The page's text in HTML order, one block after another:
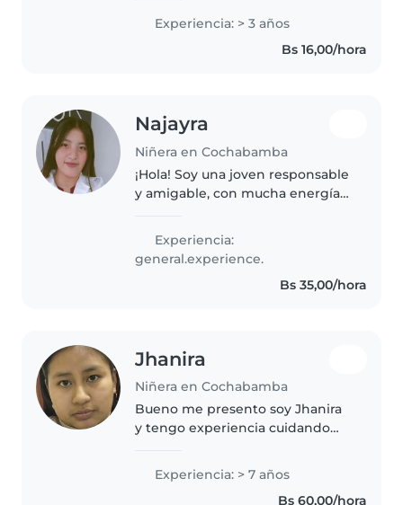
en diferentes edades. Me
encanta dibujar, leer cuentos,
hacer manualidades, enseñar
Experiencia: > 3 años
Bs 16,00/hora
Najayra
Niñera en Cochabamba
¡Hola! Soy una joven responsable
y amigable, con mucha energía y
niños de todas las edades, desde
pequeños hasta adolescentes...
Experiencia:
general.experience.
Bs 35,00/hora
Jhanira
Niñera en Cochabamba
Bueno me presento soy Jhanira
y tengo experiencia cuidando
considero paciente y amorosa
para cuidar los ñiños y jueguo
Experiencia: > 7 años
Bs 60,00/hora